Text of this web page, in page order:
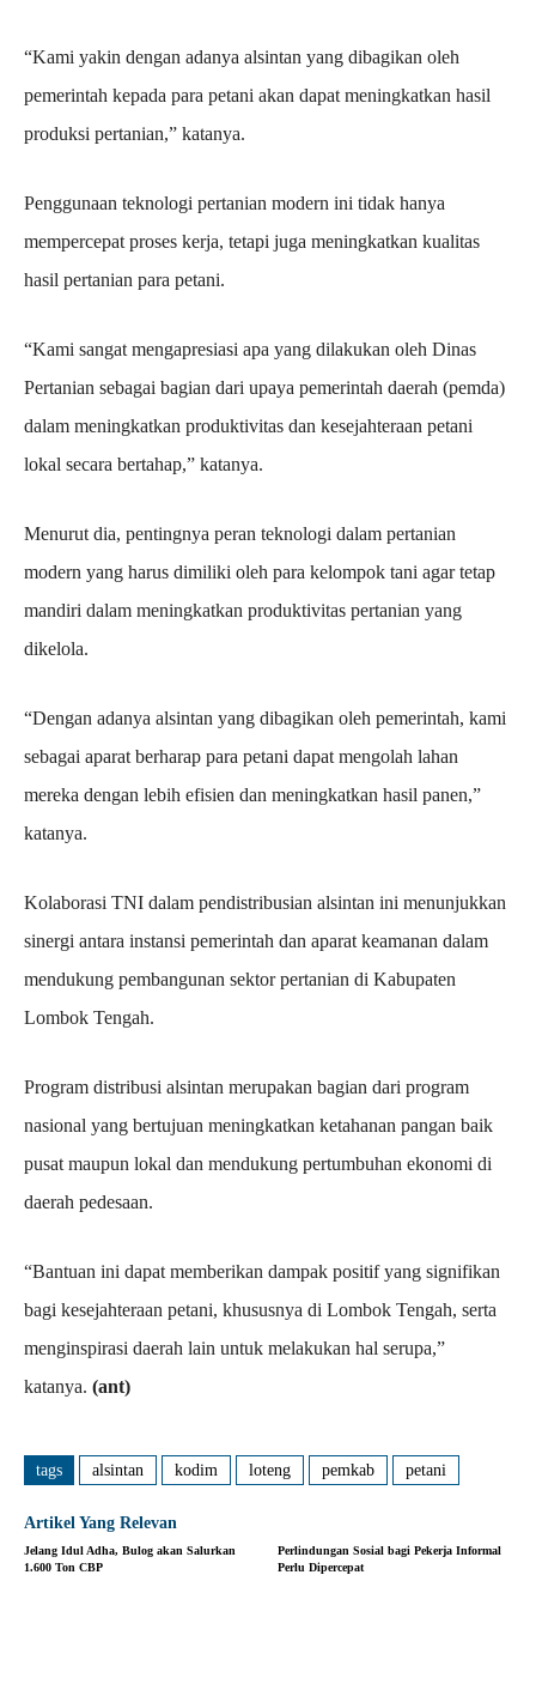
“Kami yakin dengan adanya alsintan yang dibagikan oleh
pemerintah kepada para petani akan dapat meningkatkan hasil
produksi pertanian,” katanya.
Penggunaan teknologi pertanian modern ini tidak hanya
mempercepat proses kerja, tetapi juga meningkatkan kualitas
hasil pertanian para petani.
“Kami sangat mengapresiasi apa yang dilakukan oleh Dinas
Pertanian sebagai bagian dari upaya pemerintah daerah (pemda)
dalam meningkatkan produktivitas dan kesejahteraan petani
lokal secara bertahap,” katanya.
Menurut dia, pentingnya peran teknologi dalam pertanian
modern yang harus dimiliki oleh para kelompok tani agar tetap
mandiri dalam meningkatkan produktivitas pertanian yang
dikelola.
“Dengan adanya alsintan yang dibagikan oleh pemerintah, kami
sebagai aparat berharap para petani dapat mengolah lahan
mereka dengan lebih efisien dan meningkatkan hasil panen,”
katanya.
Kolaborasi TNI dalam pendistribusian alsintan ini menunjukkan
sinergi antara instansi pemerintah dan aparat keamanan dalam
mendukung pembangunan sektor pertanian di Kabupaten
Lombok Tengah.
Program distribusi alsintan merupakan bagian dari program
nasional yang bertujuan meningkatkan ketahanan pangan baik
pusat maupun lokal dan mendukung pertumbuhan ekonomi di
daerah pedesaan.
“Bantuan ini dapat memberikan dampak positif yang signifikan
bagi kesejahteraan petani, khususnya di Lombok Tengah, serta
menginspirasi daerah lain untuk melakukan hal serupa,”
katanya. (ant)
tags alsintan kodim loteng pemkab petani
Artikel Yang Relevan
Jelang Idul Adha, Bulog akan Salurkan
1.600 Ton CBP
Perlindungan Sosial bagi Pekerja Informal
Perlu Dipercepat